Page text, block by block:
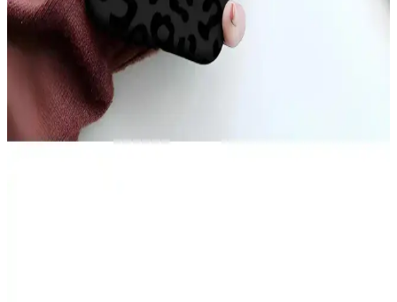
iPhone 17 Pro Max arka yüzeyinde oluşan ince çizgiler, kılıf baskısı,
ısı etkisi ve MagSafe aksesuarları nedeniyle ortaya çıkabilir.
Temizlik ve doğru kılıf seçimi çizgilerin önlenmesinde önemlidir.
iPhone 11 Sarı Kılıf Seçenekleri ve Özellikleri:
Estetik ve Koruma Avantajları
iPhone 11 sarı kılıf seçenekleri, estetik ve koruma özellikleriyle öne
çıkar. Silikon, TPU ve deri modelleri, şık tasarım ve dayanıklılık